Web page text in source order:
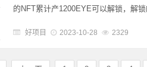
的NFT累计产1200EYE可以解锁，解
27.15EYE ......
好项目 2023-10-28 2329